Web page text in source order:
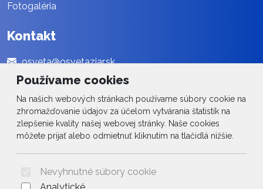
Používame cookies
Na našich webových stránkach používame súbory cookie na
zhromažďovanie údajov za účelom vytvárania štatistík na
zlepšenie kvality našej webovej stránky. Naše cookies
môžete prijať alebo odmietnuť kliknutím na tlačidlá nižšie.
Nevyhnutné súbory cookie
Fotogaléria
Kontakt
osveta@osvetaziar.sk
045 / 678 13 01
Social
Facebook